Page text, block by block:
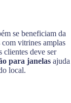
se beneficiam da
com vitrines amplas
clientes deve ser
para janelas ajuda
local.